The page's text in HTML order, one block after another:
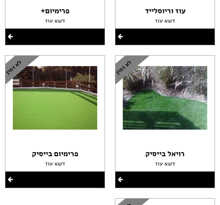
עוז וריוסלייד
דשא עוז
רויאל בייסיק
דשא עוז
פרימיום+
דשא עוז
פרימיום בייסיק
דשא עוז